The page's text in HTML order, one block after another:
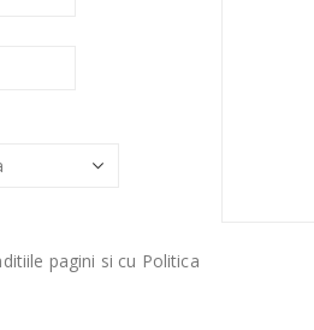
pagini si cu Politica